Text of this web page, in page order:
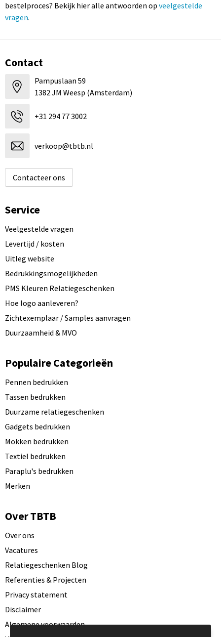
bestelproces? Bekijk hier alle antwoorden op veelgestelde
vragen.
Contact
Pampuslaan 59
1382 JM Weesp (Amsterdam)
+31 294 77 3002
verkoop@tbtb.nl
Contacteer ons
Service
Veelgestelde vragen
Levertijd / kosten
Uitleg website
Bedrukkingsmogelijkheden
PMS Kleuren Relatiegeschenken
Hoe logo aanleveren?
Zichtexemplaar / Samples aanvragen
Duurzaamheid & MVO
Populaire Categorieën
Pennen bedrukken
Tassen bedrukken
Duurzame relatiegeschenken
Gadgets bedrukken
Mokken bedrukken
Textiel bedrukken
Paraplu's bedrukken
Merken
Over TBTB
Over ons
Vacatures
Relatiegeschenken Blog
Referenties & Projecten
Privacy statement
Disclaimer
Algemene voorwaarden